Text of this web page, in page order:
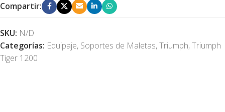
Compartir:
SKU: N/D
Categorías: Equipaje, Soportes de Maletas,Triumph,Triumph
Tiger 1200